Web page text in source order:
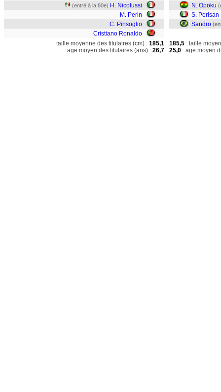
(entré à la 80e) H. Nicolussi
M. Perin
C. Pinsoglio
Cristiano Ronaldo
N. Opoku
S. Perisan
Sandro
taille moyenne des titulaires (cm) : 185,1
age moyen des titulaires (ans) : 26,7
185,5 : taille
25,0 : age moyen